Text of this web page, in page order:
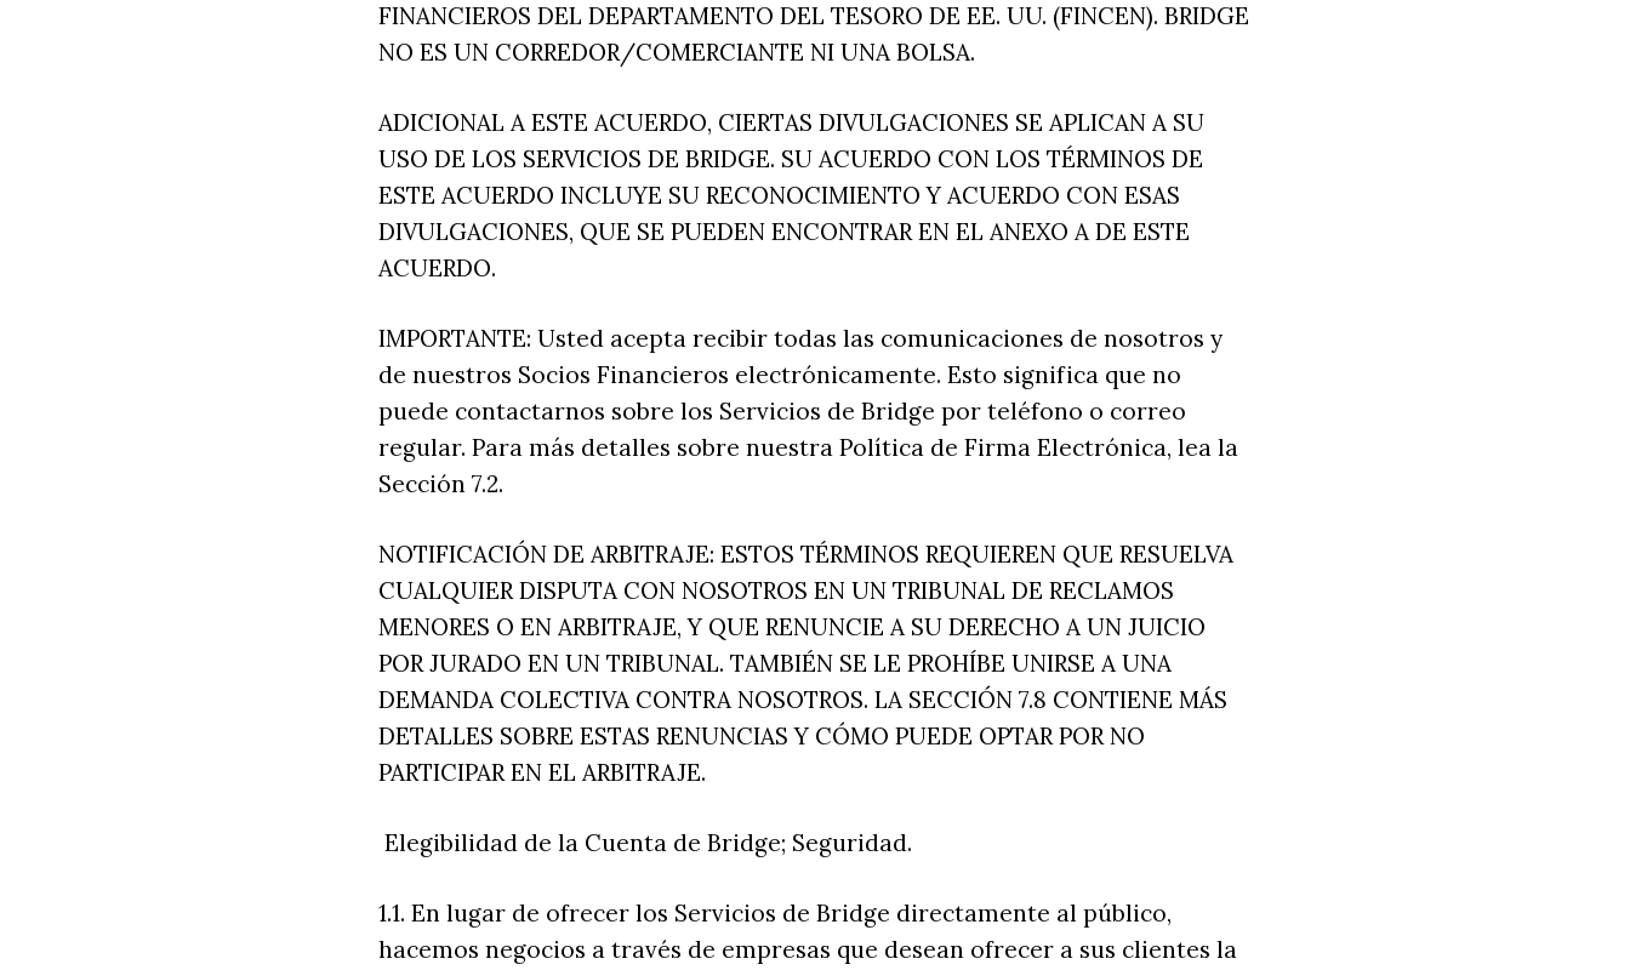
FINANCIEROS DEL DEPARTAMENTO DEL TESORO DE EE. UU. (FINCEN). BRIDGE
NO ES UN CORREDOR/COMERCIANTE NI UNA BOLSA.
ADICIONAL A ESTE ACUERDO, CIERTAS DIVULGACIONES SE APLICAN A SU
USO DE LOS SERVICIOS DE BRIDGE. SU ACUERDO CON LOS TÉRMINOS DE
ESTE ACUERDO INCLUYE SU RECONOCIMIENTO Y ACUERDO CON ESAS
DIVULGACIONES, QUE SE PUEDEN ENCONTRAR EN EL ANEXO A DE ESTE
ACUERDO.
IMPORTANTE: Usted acepta recibir todas las comunicaciones de nosotros y
de nuestros Socios Financieros electrónicamente. Esto significa que no
puede contactarnos sobre los Servicios de Bridge por teléfono o correo
regular. Para más detalles sobre nuestra Política de Firma Electrónica, lea la
Sección 7.2.
NOTIFICACIÓN DE ARBITRAJE: ESTOS TÉRMINOS REQUIEREN QUE RESUELVA
CUALQUIER DISPUTA CON NOSOTROS EN UN TRIBUNAL DE RECLAMOS
MENORES O EN ARBITRAJE, Y QUE RENUNCIE A SU DERECHO A UN JUICIO
POR JURADO EN UN TRIBUNAL. TAMBIÉN SE LE PROHÍBE UNIRSE A UNA
DEMANDA COLECTIVA CONTRA NOSOTROS. LA SECCIÓN 7.8 CONTIENE MÁS
DETALLES SOBRE ESTAS RENUNCIAS Y CÓMO PUEDE OPTAR POR NO
PARTICIPAR EN EL ARBITRAJE.
‍ Elegibilidad de la Cuenta de Bridge; Seguridad.
1.1. En lugar de ofrecer los Servicios de Bridge directamente al público,
hacemos negocios a través de empresas que desean ofrecer a sus clientes la